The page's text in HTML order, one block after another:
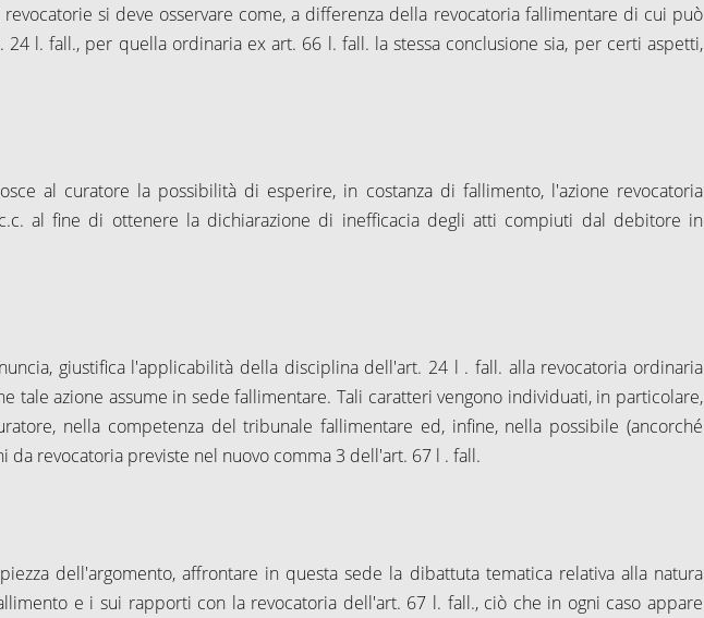
si deve osservare come, a differenza della revocatoria fallimentare di cui può
24 l. fall., per quella ordinaria ex art. 66 l. fall. la stessa conclusione sia, per certi aspetti,
al curatore la possibilità di esperire, in costanza di fallimento, l'azione revocatoria
al fine di ottenere la dichiarazione di inefficacia degli atti compiuti dal debitore in
giustifica l'applicabilità della disciplina dell'art. 24 l . fall. alla revocatoria ordinaria
tale azione assume in sede fallimentare. Tali caratteri vengono individuati, in particolare,
nella competenza del tribunale fallimentare ed, infine, nella possibile (ancorché
da revocatoria previste nel nuovo comma 3 dell'art. 67 l . fall.
dell'argomento, affrontare in questa sede la dibattuta tematica relativa alla natura
e i sui rapporti con la revocatoria dell'art. 67 l. fall., ciò che in ogni caso appare